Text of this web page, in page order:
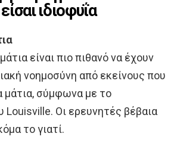
ιδιοφυΐα
είναι πιο πιθανό να έχουν
νοημοσύνη από εκείνους που
μάτια, σύμφωνα με το
Louisville. Οι ερευνητές βέβαια
το γιατί.